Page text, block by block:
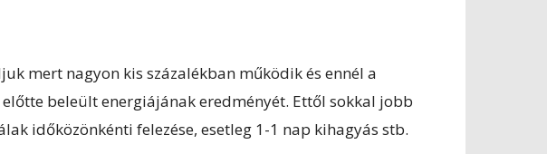
mert nagyon kis százalékban működik és ennél a
beleült energiájának eredményét. Ettől sokkal jobb
időközönkénti felezése, esetleg 1-1 nap kihagyás stb.